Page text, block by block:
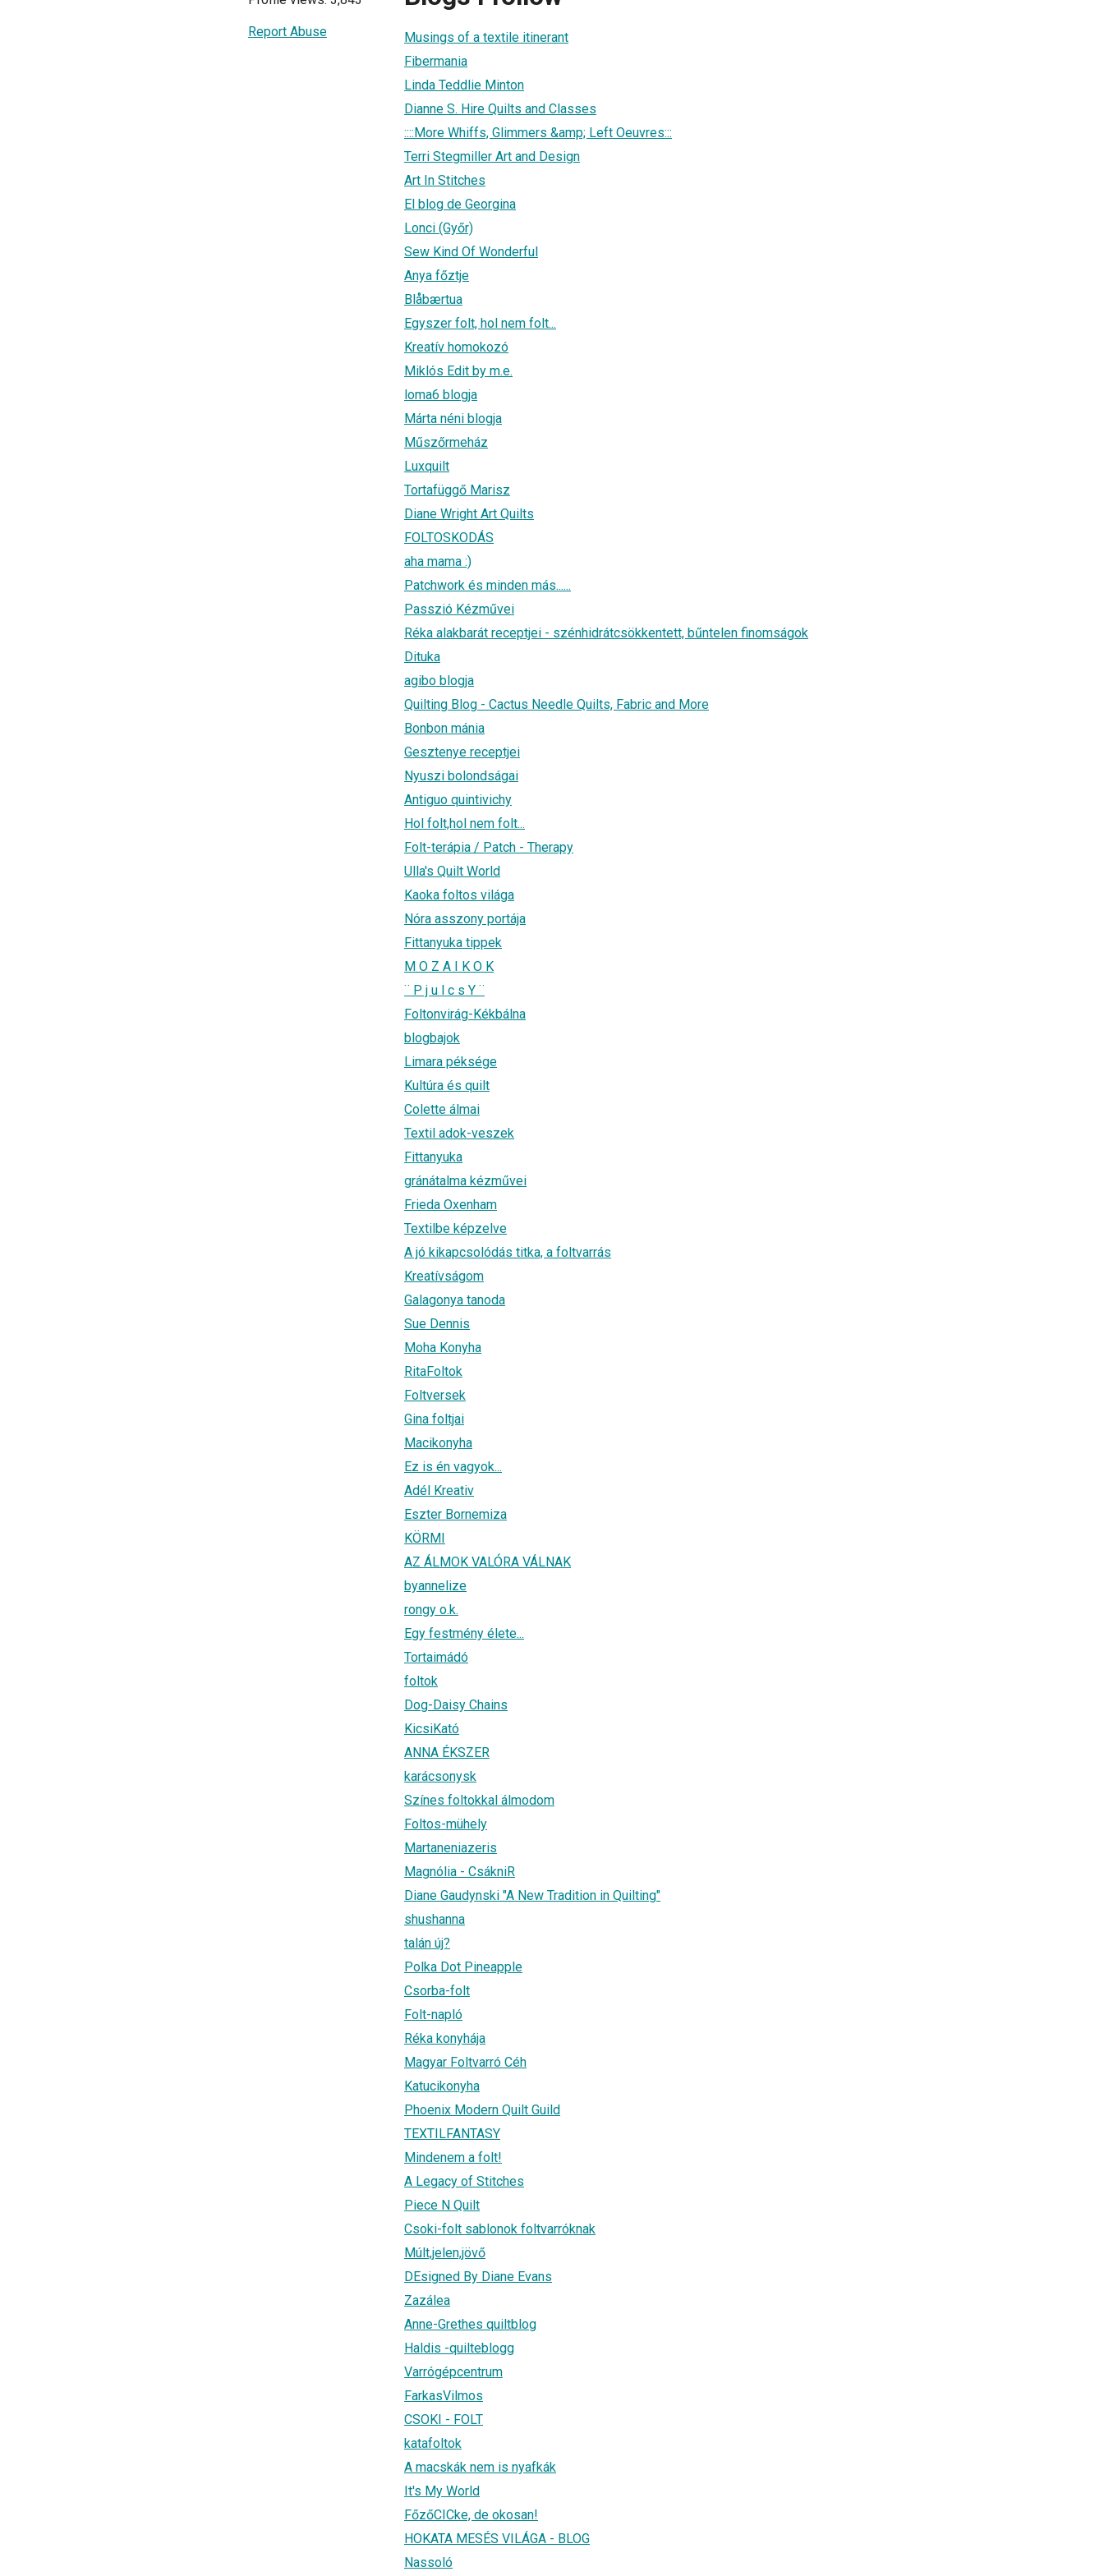
Report Abuse
Musings of a textile itinerant
Fibermania
Linda Teddlie Minton
Dianne S. Hire Quilts and Classes
::::More Whiffs, Glimmers &amp; Left Oeuvres:::
Terri Stegmiller Art and Design
Art In Stitches
El blog de Georgina
Lonci (Győr)
Sew Kind Of Wonderful
Anya főztje
Blåbærtua
Egyszer folt, hol nem folt...
Kreatív homokozó
Miklós Edit by m.e.
loma6 blogja
Márta néni blogja
Műszőrmeház
Luxquilt
Tortafüggő Marisz
Diane Wright Art Quilts
FOLTOSKODÁS
aha mama :)
Patchwork és minden más......
Passzió Kézművei
Réka alakbarát receptjei - szénhidrátcsökkentett, bűntelen finomságok
Dituka
agibo blogja
Quilting Blog - Cactus Needle Quilts, Fabric and More
Bonbon mánia
Gesztenye receptjei
Nyuszi bolondságai
Antiguo quintivichy
Hol folt,hol nem folt...
Folt-terápia / Patch - Therapy
Ulla's Quilt World
Kaoka foltos világa
Nóra asszony portája
Fittanyuka tippek
M O Z A I K O K
¨ P j u l c s Y ¨
Foltonvirág-Kékbálna
blogbajok
Limara péksége
Kultúra és quilt
Colette álmai
Textil adok-veszek
Fittanyuka
gránátalma kézművei
Frieda Oxenham
Textilbe képzelve
A jó kikapcsolódás titka, a foltvarrás
Kreatívságom
Galagonya tanoda
Sue Dennis
Moha Konyha
RitaFoltok
Foltversek
Gina foltjai
Macikonyha
Ez is én vagyok...
Adél Kreativ
Eszter Bornemiza
KÖRMI
AZ ÁLMOK VALÓRA VÁLNAK
byannelize
rongy o.k.
Egy festmény élete...
Tortaimádó
foltok
Dog-Daisy Chains
KicsiKató
ANNA ÉKSZER
karácsonysk
Színes foltokkal álmodom
Foltos-mühely
Martaneniazeris
Magnólia - CsákniR
Diane Gaudynski "A New Tradition in Quilting"
shushanna
talán új?
Polka Dot Pineapple
Csorba-folt
Folt-napló
Réka konyhája
Magyar Foltvarró Céh
Katucikonyha
Phoenix Modern Quilt Guild
TEXTILFANTASY
Mindenem a folt!
A Legacy of Stitches
Piece N Quilt
Csoki-folt sablonok foltvarróknak
Múlt,jelen,jövő
DEsigned By Diane Evans
Zazálea
Anne-Grethes quiltblog
Haldis -quilteblogg
Varrógépcentrum
FarkasVilmos
CSOKI - FOLT
katafoltok
A macskák nem is nyafkák
It's My World
FőzőCICke, de okosan!
HOKATA MESÉS VILÁGA - BLOG
Nassoló